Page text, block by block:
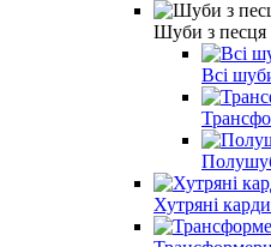
Шуби з песця
Всі
Хутряні